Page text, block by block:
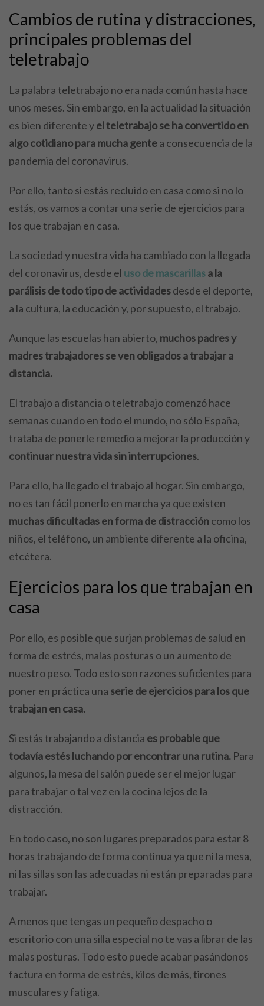
Cambios de rutina y distracciones,
principales problemas del
teletrabajo
La palabra teletrabajo no era nada común hasta hace
unos meses. Sin embargo, en la actualidad la situación
es bien diferente yel teletrabajo se ha convertido en
algo cotidiano para mucha gentea consecuencia de la
pandemia del coronavirus.
Por ello, tanto si estás recluido en casa como si no lo
estás, os vamos a contar una serie de ejercicios para
los que trabajan en casa.
La sociedad y nuestra vida ha cambiado con la llegada
del coronavirus, desde el uso de mascarillasa la
parálisis de todo tipo de actividadesdesde el deporte,
a la cultura, la educación y, por supuesto, el trabajo.
Aunque las escuelas han abierto, muchos padres y
madres trabajadores se ven obligados a trabajar a
distancia.
El trabajo a distancia o teletrabajo comenzó hace
semanas cuando en todo el mundo, no sólo España,
trataba de ponerle remedio a mejorar la producción y
continuar nuestra vida sin interrupciones.
Para ello, ha llegado el trabajo al hogar. Sin embargo,
no es tan fácil ponerlo en marcha ya que existen
muchas dificultadas en forma de distraccióncomo los
niños, el teléfono, un ambiente diferente a la oficina,
etcétera.
Ejercicios para los que trabajan en
casa
Por ello, es posible que surjan problemas de salud en
forma de estrés, malas posturas o un aumento de
nuestro peso. Todo esto son razones suficientes para
poner en práctica una serie de ejercicios para los que
trabajan en casa.
Si estás trabajando a distancia es probable que
todavía estés luchando por encontrar una rutina. Para
algunos, la mesa del salón puede ser el mejor lugar
para trabajar o tal vez en la cocina lejos de la
distracción.
En todo caso, no son lugares preparados para estar 8
horas trabajando de forma continua ya que ni la mesa,
ni las sillas son las adecuadas ni están preparadas para
trabajar.
A menos que tengas un pequeño despacho o
escritorio con una silla especial no te vas a librar de las
malas posturas. Todo esto puede acabar pasándonos
factura en forma de estrés, kilos de más, tirones
musculares y fatiga.